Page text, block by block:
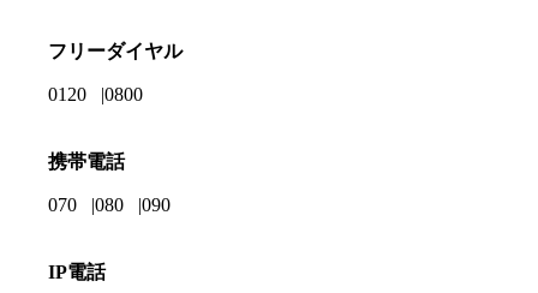
フリーダイヤル
0120 0800
携帯電話
070 080 090
IP電話